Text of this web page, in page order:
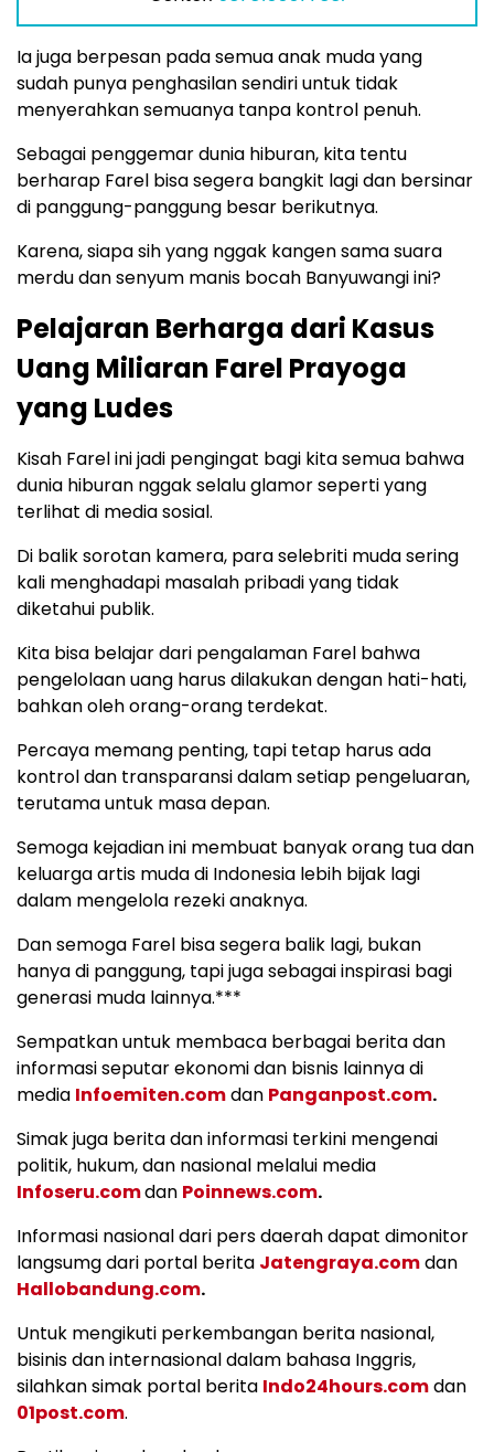
Ia juga berpesan pada semua anak muda yang
sudah punya penghasilan sendiri untuk tidak
menyerahkan semuanya tanpa kontrol penuh.
Sebagai penggemar dunia hiburan, kita tentu
berharap Farel bisa segera bangkit lagi dan bersinar
di panggung-panggung besar berikutnya.
Karena, siapa sih yang nggak kangen sama suara
merdu dan senyum manis bocah Banyuwangi ini?
Pelajaran Berharga dari Kasus
Uang Miliaran Farel Prayoga
yang Ludes
Kisah Farel ini jadi pengingat bagi kita semua bahwa
dunia hiburan nggak selalu glamor seperti yang
terlihat di media sosial.
Di balik sorotan kamera, para selebriti muda sering
kali menghadapi masalah pribadi yang tidak
diketahui publik.
Kita bisa belajar dari pengalaman Farel bahwa
pengelolaan uang harus dilakukan dengan hati-hati,
bahkan oleh orang-orang terdekat.
Percaya memang penting, tapi tetap harus ada
kontrol dan transparansi dalam setiap pengeluaran,
terutama untuk masa depan.
Semoga kejadian ini membuat banyak orang tua dan
keluarga artis muda di Indonesia lebih bijak lagi
dalam mengelola rezeki anaknya.
Dan semoga Farel bisa segera balik lagi, bukan
hanya di panggung, tapi juga sebagai inspirasi bagi
generasi muda lainnya.***
Sempatkan untuk membaca berbagai berita dan
informasi seputar ekonomi dan bisnis lainnya di
media Infoemiten.comdan Panganpost.com.
Simak juga berita dan informasi terkini mengenai
politik, hukum, dan nasional melalui media
Infoseru.comdan Poinnews.com.
Informasi nasional dari pers daerah dapat dimonitor
langsumg dari portal berita Jatengraya.comdan
Hallobandung.com.
Untuk mengikuti perkembangan berita nasional,
bisinis dan internasional dalam bahasa Inggris,
silahkan simak portal berita Indo24hours.comdan
01post.com.